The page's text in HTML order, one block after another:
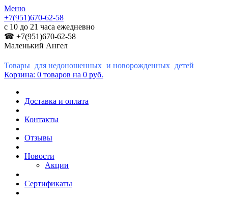
Меню
+7(951)670-62-58
с 10 до 21 часа ежедневно
☎ +7(951)670-62-58
Маленький Ангел
Товары для недоношенных и новорожденных детей
Корзина: 0 товаров на 0 руб.
Доставка и оплата
Контакты
Отзывы
Новости
Акции
Сертификаты